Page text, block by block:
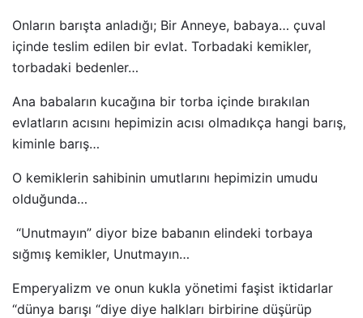
Onların barışta anladığı; Bir Anneye, babaya… çuval
içinde teslim edilen bir evlat. Torbadaki kemikler,
torbadaki bedenler…
Ana babaların kucağına bir torba içinde bırakılan
evlatların acısını hepimizin acısı olmadıkça hangi barış,
kiminle barış…
O kemiklerin sahibinin umutlarını hepimizin umudu
olduğunda…
“Unutmayın” diyor bize babanın elindeki torbaya
sığmış kemikler, Unutmayın…
Emperyalizm ve onun kukla yönetimi faşist iktidarlar
“dünya barışı “diye diye halkları birbirine düşürüp